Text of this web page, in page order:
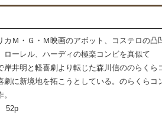
カＭ・Ｇ・Ｍ映画のアボット、コステロの凸
ローレル、ハーディの極楽コンビを真似て
岸井明と軽喜劇より転じた森川信ののらくら
劇に新境地を拓こうとしている。のらくらコ
52p